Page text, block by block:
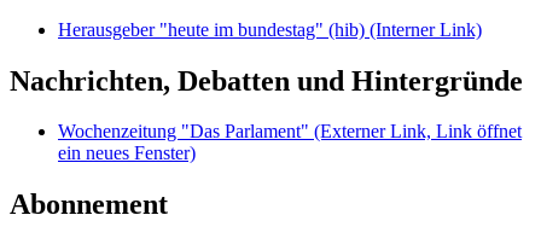
Herausgeber "heute im bundestag" (hib) (Interner Link)
Nachrichten, Debatten und Hintergründe
Wochenzeitung "Das Parlament" (Externer Link, Link öffnet
ein neues Fenster)
Abonnement